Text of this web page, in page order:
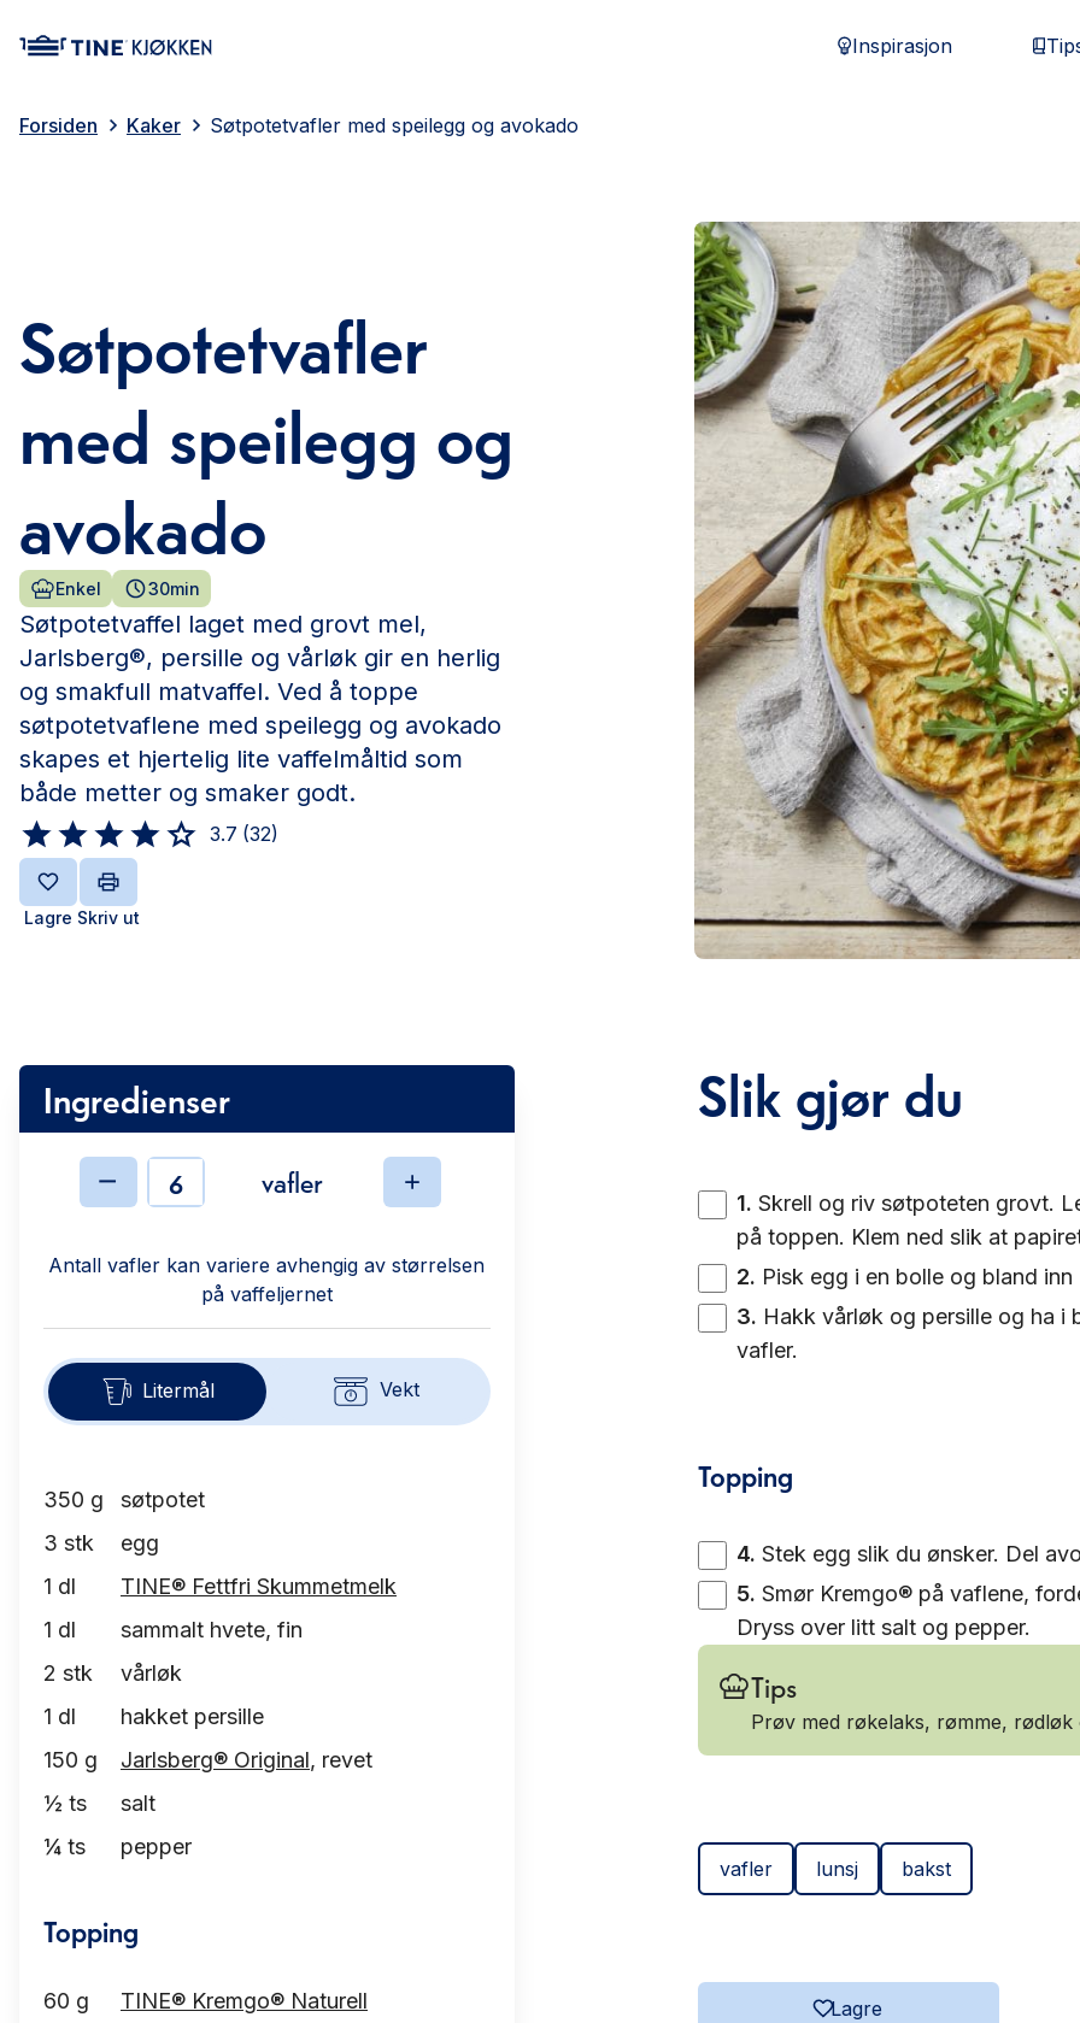
Inspirasjon
Forsiden Kaker Søtpotetvafler med speilegg og avokado
Søtpotetvafler
med speilegg og
avokado
Enkel 30min
Søtpotetvaffel laget med grovt mel,
Jarlsberg®, persille og vårløk gir en herlig
og smakfull matvaffel. Ved å toppe
søtpotetvaflene med speilegg og avokado
skapes et hjertelig lite vaffelmåltid som
både metter og smaker godt.
3.7 (32)
Lagre Skriv ut
Ingredienser
Ingredienservafler
Antall vafler kan variere avhengig av størrelsen
på vaffeljernet
Litermål Vekt
350 g
søtpotet
3 stk
egg
1 dl
TINE® Fettfri Skummetmelk
1 dl
sammalt hvete, fin
2 stk
vårløk
1 dl
hakket persille
150 g Jarlsberg® Original, revet
½ ts
salt
¼ ts pepper
Topping
60 g
TINE® Kremgo® Naturell
Slik gjør du
1. Skrell og riv søtpoteten grovt.
på toppen. Klem ned slik at
2. Pisk egg i en bolle og bland
3. Hakk vårløk og persille og ha i
vafler.
Topping
4. Stek egg slik du ønsker. Del
5. Smør Kremgo® på vaflene,
Dryss over litt salt og pepper.
Tips
Prøv med røkelaks, rømme, rødløk
vafler lunsj bakst
Lagre